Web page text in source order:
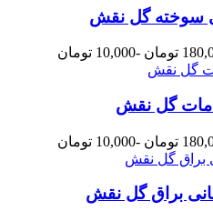
سوخته گل نقش
تومان -10,000 تومان
مات گل نقش
تومان -10,000 تومان
براق گل نقش